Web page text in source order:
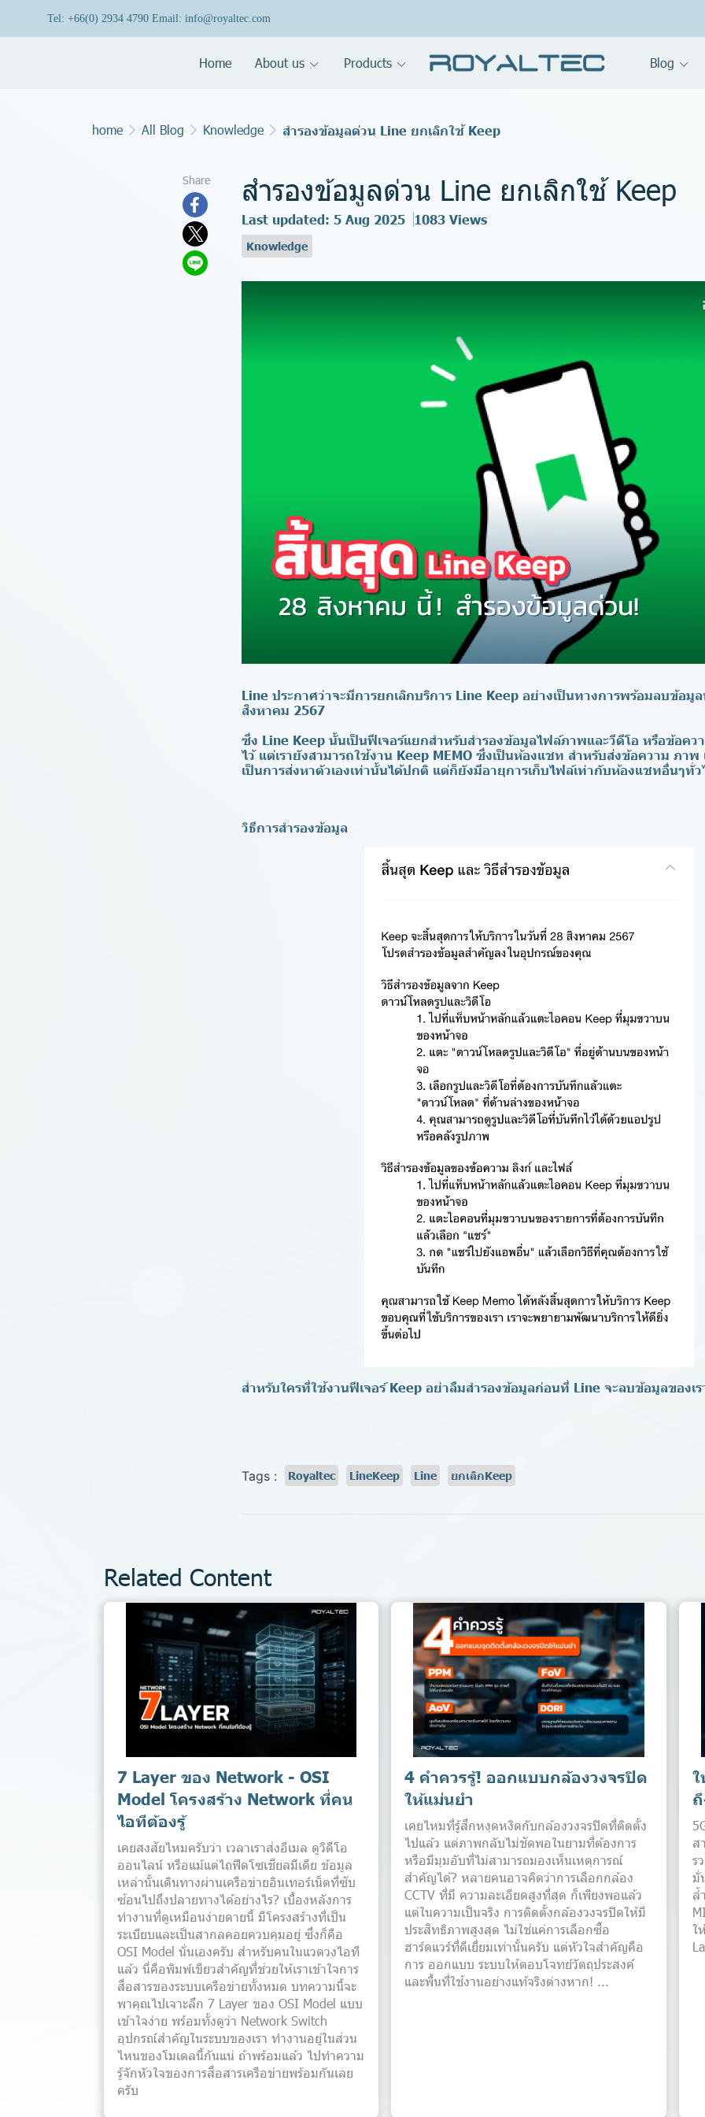
Tel: +66(0) 2934 4790 Email: info@royaltec.com
Home About us Products Blog
home All Blog Knowledge สำรองข้อมูลด่วน Line ยกเลิกใช้ Keep
Share สำรองข้อมูลด่วน Line ยกเลิกใช้ Keep
Last updated: 5 Aug 2025 1083 Views
Knowledge
Line ประกาศว่าจะมีการยกเลิกบริการ Line Keep อย่างเป็นทางการพร้อมลบข้อมู
สิงหาคม 2567
ซึ่ง Line Keep นั้นเป็นฟีเจอร์แยกสำหรับสำรองข้อมูลไฟล์ภาพและวีดีโอ หรือข้อควา
ไว้ แต่เรายังสามารถใช้งาน Keep MEMO ซึ่งเป็นห้องแชท สำหรับส่งข้อความ ภาพ
เป็นการส่งหาตัวเองเท่านั้นได้ปกติ แต่ก็ยังมีอายุการเก็บไฟล์เท่ากับห้องแชทอื่นๆทั่ว
วิธีการสำรองข้อมูล
สำหรับใครที่ใช้งานฟีเจอร์ Keep อย่าลืมสำรองข้อมูลก่อนที่ Line จะลบข้อมูลของเร
Tags : Royaltec LineKeep Line ยกเลิกKeep
Related Content
7 Layer ของ Network - OSI
Model โครงสร้าง Network ที่คน
ไอทีต้องรู้
เคยสงสัยไหมครับว่า เวลาเราส่งอีเมล ดูวิดีโอ
ออนไลน์ หรือแม้แต่ไถฟีดโซเชียลมีเดีย ข้อมูล
เหล่านั้นเดินทางผ่านเครือข่ายอินเทอร์เน็ตที่ซับ
ซ้อนไปถึงปลายทางได้อย่างไร? เบื้องหลังการ
ทำงานที่ดูเหมือนง่ายดายนี้ มีโครงสร้างที่เป็น
ระเบียบและเป็นสากลคอยควบคุมอยู่ ซึ่งก็คือ
OSI Model นั่นเองครับ สำหรับคนในแวดวงไอที
แล้ว นี่คือพิมพ์เขียวสำคัญที่ช่วยให้เราเข้าใจการ
สื่อสารของระบบเครือข่ายทั้งหมด บทความนี้จะ
พาคุณไปเจาะลึก 7 Layer ของ OSI Model แบบ
เข้าใจง่าย พร้อมทั้งดูว่า Network Switch
อุปกรณ์สำคัญในระบบของเรา ทำงานอยู่ในส่วน
ไหนของโมเดลนี้กันแน่ ถ้าพร้อมแล้ว ไปทำความ
รู้จักหัวใจของการสื่อสารเครือข่ายพร้อมกันเลย
ครับ
4 คำควรรู้! ออกแบบกล้องวงจรปิด
ให้แม่นยำ
เคยไหมที่รู้สึกหงุดหงิดกับกล้องวงจรปิดที่ติดตั้ง
ไปแล้ว แต่ภาพกลับไม่ชัดพอในยามที่ต้องการ
หรือมีมุมอับที่ไม่สามารถมองเห็นเหตุการณ์
สำคัญได้? หลายคนอาจคิดว่าการเลือกกล้อง
CCTV ที่มี ความละเอียดสูงที่สุด ก็เพียงพอแล้ว
แต่ในความเป็นจริง การติดตั้งกล้องวงจรปิดให้มี
ประสิทธิภาพสูงสุด ไม่ใช่แค่การเลือกซื้อ
ฮาร์ดแวร์ที่ดีเยี่ยมเท่านั้นครับ แต่หัวใจสำคัญคือ
การ ออกแบบ ระบบให้ตอบโจทย์วัตถุประสงค์
และพื้นที่ใช้งานอย่างแท้จริงต่างหาก! ...
ส
ร
มั่
ล้
ใ